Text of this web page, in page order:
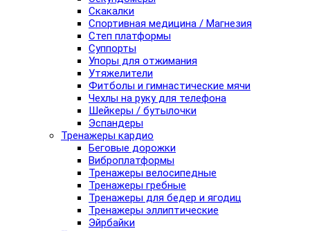
Скакалки
Спортивная медицина / Магнезия
Степ платформы
Суппорты
Упоры для отжимания
Утяжелители
Фитболы и гимнастические мячи
Чехлы на руку для телефона
Шейкеры / бутылочки
Эспандеры
Тренажеры кардио
Беговые дорожки
Виброплатформы
Тренажеры велосипедные
Тренажеры гребные
Тренажеры для бедер и ягодиц
Тренажеры эллиптические
Эйрбайки